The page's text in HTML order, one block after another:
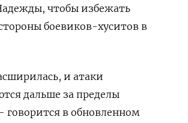
чтобы избежать
боевиков-хуситов в
и атаки
дальше за пределы
в обновленном